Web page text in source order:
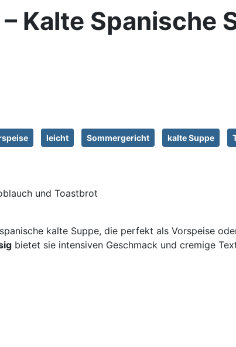
Kalte Spanische
leicht Sommergericht kalte Suppe
und Toastbrot
kalte Suppe, die perfekt als Vorspeise
bietet sie intensiven Geschmack und cremige